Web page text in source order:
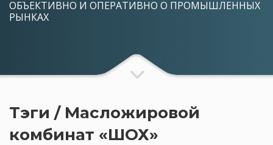
ОБЪЕКТИВНО И ОПЕРАТИВНО О ПРОМЫШЛЕННЫХ
РЫНКАХ
Тэги / Масложировой
комбинат «ШОХ»